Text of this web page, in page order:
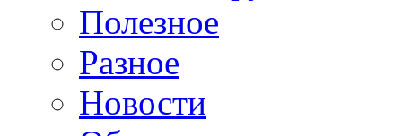
Полезное
Разное
Новости